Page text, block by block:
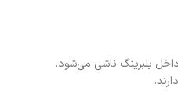
بلبرینگ ناشی می‌شود.